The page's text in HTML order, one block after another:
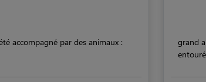
accompagné par des animaux :
grand